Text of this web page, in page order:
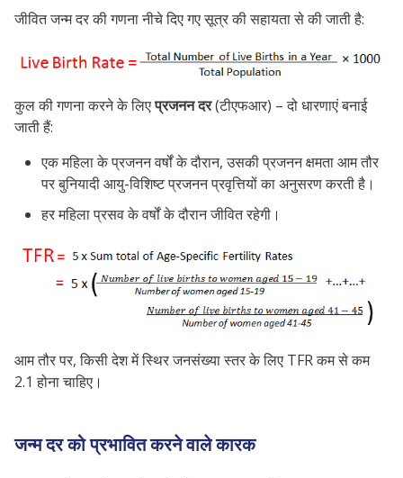
जीवित जन्म दर की गणना नीचे दिए गए सूत्र की सहायता से की जाती है:
कुल की गणना करने के लिएप्रजनन दर(टीएफआर) – दो धारणाएं बनाई
जाती हैं:
एक महिला के प्रजनन वर्षों के दौरान, उसकी प्रजनन क्षमता आम तौर
पर बुनियादी आयु-विशिष्ट प्रजनन प्रवृत्तियों का अनुसरण करती है।
हर महिला प्रसव के वर्षों के दौरान जीवित रहेगी।
आम तौर पर, किसी देश में स्थिर जनसंख्या स्तर के लिए TFR कम से कम
2.1 होना चाहिए।
जन्म दर को प्रभावित करने वाले कारक